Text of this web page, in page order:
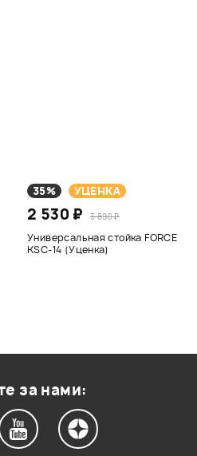
35% УЦЕНКА
2 530 ₽ 3 890 ₽
Универсальная стойка FORCE
KSC-14 (Уценка)
за нами: